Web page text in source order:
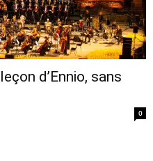
d’Ennio, sans
0